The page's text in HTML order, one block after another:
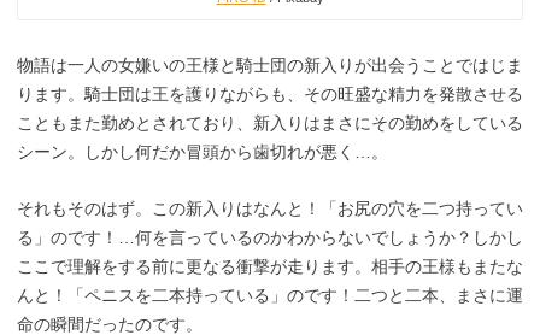
物語は一人の女嫌いの王様と騎士団の新入りが出会うことではじま
ります。騎士団は王を護りながらも、その旺盛な精力を発散させる
こともまた勤めとされており、新入りはまさにその勤めをしている
シーン。しかし何だか冒頭から歯切れが悪く…。
それもそのはず。この新入りはなんと！「お尻の穴を二つ持ってい
る」のです！…何を言っているのかわからないでしょうか？しかし
ここで理解をする前に更なる衝撃が走ります。相手の王様もまたな
んと！「ペニスを二本持っている」のです！二つと二本、まさに運
命の瞬間だったのです。